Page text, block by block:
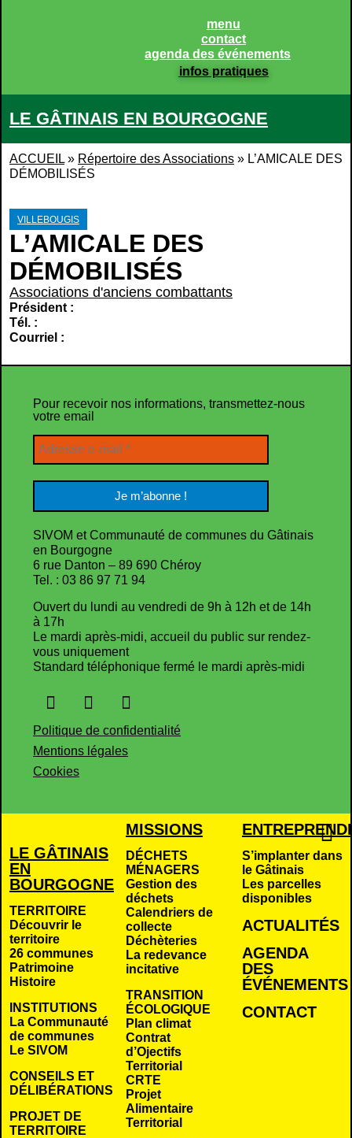
menu
contact
agenda des événements
infos pratiques
LE GÂTINAIS EN BOURGOGNE
ACCUEIL » Répertoire des Associations » L’AMICALE DES
DÉMOBILISÉS
VILLEBOUGIS
L’AMICALE DES
DÉMOBILISÉS
Associations d'anciens combattants
Président :
Tél. :
Courriel :
Pour recevoir nos informations, transmettez-nous
votre email
SIVOM et Communauté de communes du Gâtinais
en Bourgogne
6 rue Danton – 89 690 Chéroy
Tel. : 03 86 97 71 94
Ouvert du lundi au vendredi de 9h à 12h et de 14h
à 17h
Le mardi après-midi, accueil du public sur rendez-
vous uniquement
Standard téléphonique fermé le mardi après-midi
Politique de confidentialité
Mentions légales
Cookies
LE GÂTINAIS
EN
BOURGOGNE
TERRITOIRE
Découvrir le
territoire
26 communes
Patrimoine
Histoire
INSTITUTIONS
La Communauté
de communes
Le SIVOM
CONSEILS ET
DÉLIBÉRATIONS
PROJET DE
TERRITOIRE
MISSIONS
DÉCHETS
MÉNAGERS
Gestion des
déchets
Calendriers de
collecte
Déchèteries
La redevance
incitative
TRANSITION
ÉCOLOGIQUE
Plan climat
Contrat
d’Ojectifs
Territorial
CRTE
Projet
Alimentaire
Territorial
S’implanter dans
le Gâtinais
Les parcelles
disponibles
ACTUALITÉS
AGENDA
DES
ÉVÉNEMENTS
CONTACT